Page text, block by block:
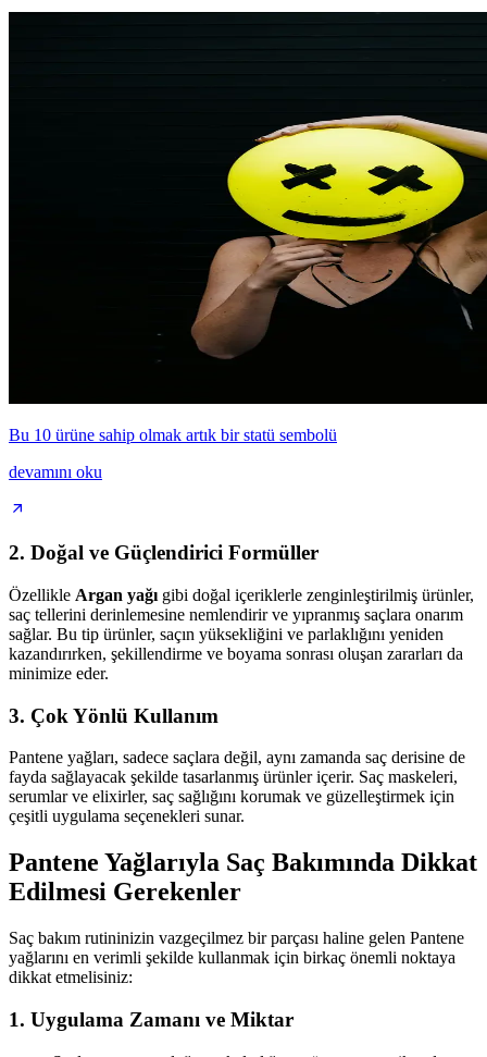
Bu 10 ürüne sahip olmak artık bir statü sembolü
devamını oku
2. Doğal ve Güçlendirici Formüller
Özellikle Argan yağı gibi doğal içeriklerle zenginleştirilmiş ürünler,
saç tellerini derinlemesine nemlendirir ve yıpranmış saçlara onarım
sağlar. Bu tip ürünler, saçın yüksekliğini ve parlaklığını yeniden
kazandırırken, şekillendirme ve boyama sonrası oluşan zararları da
minimize eder.
3. Çok Yönlü Kullanım
Pantene yağları, sadece saçlara değil, aynı zamanda saç derisine de
fayda sağlayacak şekilde tasarlanmış ürünler içerir. Saç maskeleri,
serumlar ve elixirler, saç sağlığını korumak ve güzelleştirmek için
çeşitli uygulama seçenekleri sunar.
Pantene Yağlarıyla Saç Bakımında Dikkat
Edilmesi Gerekenler
Saç bakım rutininizin vazgeçilmez bir parçası haline gelen Pantene
yağlarını en verimli şekilde kullanmak için birkaç önemli noktaya
dikkat etmelisiniz:
1. Uygulama Zamanı ve Miktar